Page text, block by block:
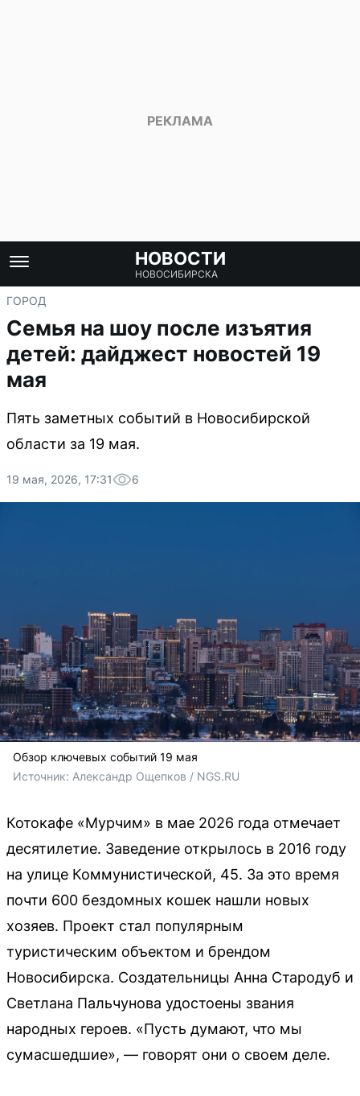
НОВОСТИ
НОВОСИБИРСКА
ГОРОД
Семья на шоу после изъятия
детей: дайджест новостей 19
мая
Пять заметных событий в Новосибирской
области за 19 мая.
19 мая, 2026, 17:31 6
Обзор ключевых событий 19 мая
Источник: Александр Ощепков / NGS.RU
Котокафе «Мурчим» в мае 2026 года отмечает
десятилетие. Заведение открылось в 2016 году
на улице Коммунистической, 45. За это время
почти 600 бездомных кошек нашли новых
хозяев. Проект стал популярным
туристическим объектом и брендом
Новосибирска. Создательницы Анна Стародуб и
Светлана Пальчунова удостоены звания
народных героев. «Пусть думают, что мы
сумасшедшие», — говорят они о своем деле.